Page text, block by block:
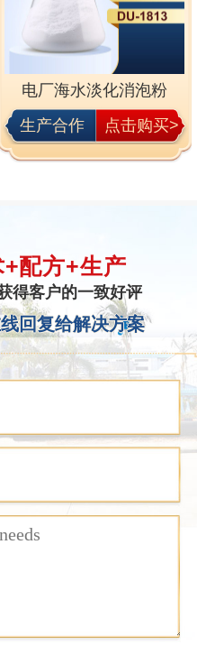
电厂海水淡化消泡粉
生产合作
点击购买>
配方+生产
得客户的一致好评
回复给解决方案